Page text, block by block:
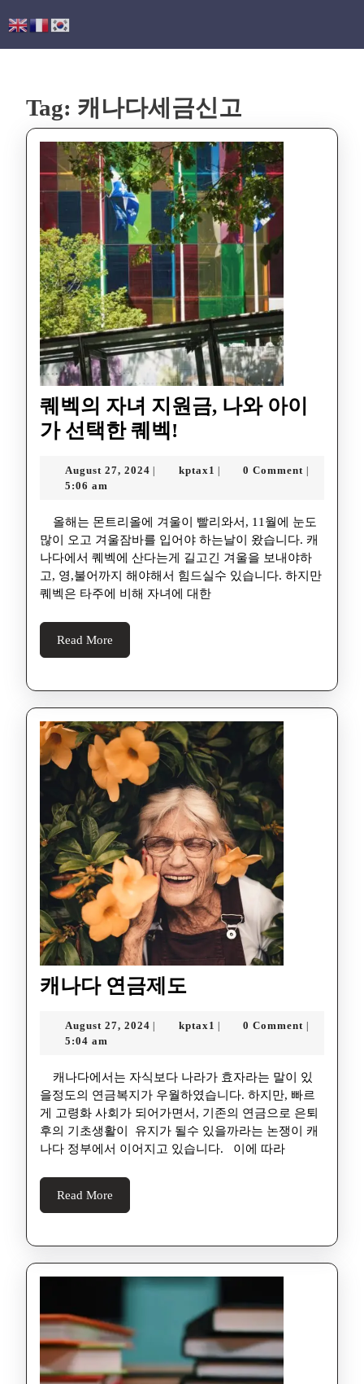
Tag: 캐나다세금신고
퀘벡의 자녀 지원금, 나와 아이
가 선택한 퀘벡!
August 27, 2024 | kptax1 | 0 Comment |
5:06 am
올해는 몬트리올에 겨울이 빨리와서, 11월에 눈도
많이 오고 겨울잠바를 입어야 하는날이 왔습니다. 캐
나다에서 퀘벡에 산다는게 길고긴 겨울을 보내야하
고, 영,불어까지 해야해서 힘드실수 있습니다. 하지만
퀘벡은 타주에 비해 자녀에 대한
Read More
캐나다 연금제도
August 27, 2024 | kptax1 | 0 Comment |
5:04 am
캐나다에서는 자식보다 나라가 효자라는 말이 있
을정도의 연금복지가 우월하였습니다. 하지만, 빠르
게 고령화 사회가 되어가면서, 기존의 연금으로 은퇴
후의 기초생활이 유지가 될수 있을까라는 논쟁이 캐
나다 정부에서 이어지고 있습니다. 이에 따라
Read More